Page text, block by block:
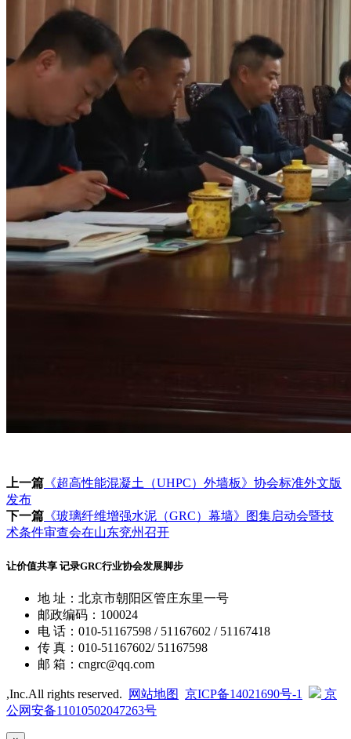
上一篇 《超高性能混凝土（UHPC）外墙板》协会标准外文版
发布
下一篇 《玻璃纤维增强水泥（GRC）幕墙》图集启动会暨技
术条件审查会在山东兖州召开
让价值共享 记录GRC行业协会发展脚步
地 址：北京市朝阳区管庄东里一号
邮政编码：100024
电 话：010-51167598 / 51167602 / 51167418
传 真：010-51167602/ 51167598
邮 箱：cngrc@qq.com
,Inc.All rights reserved. 网站地图 京ICP备14021690号-1
京
公网安备11010502047263号